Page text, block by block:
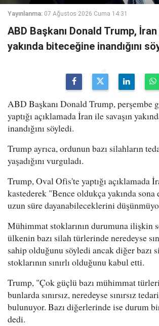
Yayınlanma: 07 Ağustos 2026 Cuma 14:31
ABD Başkanı Donald Trump,
yakında biteceğine inandığını
ABD Başkanı Donald Trump, perşembe
yaptığı açıklamada İran ile savaşın
inandığını söyledi.
Trump ayrıca, ordunun bazı silahların
yaşadığını vurguladı.
Trump, Oval Ofis'te yaptığı açıklamada
kastederek "Bence oldukça yakında sona
uzun süre dayanabileceklerini
Mühimmat stoklarının durumuna ilişkin
ülkenin bazı silah türlerinde neredeyse
sahip olduğunu söyledi ancak diğer bazı
stoklarının sınırlı olduğunu kabul etti.
Trump, "Çok güçlü bazı mühimmat
bunlarda sınırsız, neredeyse sınırsız
bulunuyor. Bazı diğerlerinde ise durum
dedi.